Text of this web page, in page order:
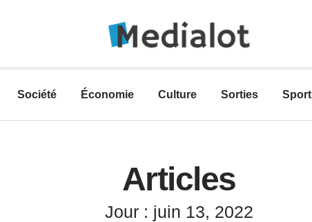
Société Économie Culture Sorties Sport
Articles
Jour : juin 13, 2022